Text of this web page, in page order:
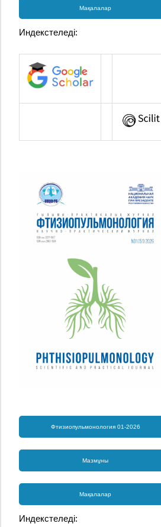
Мақалалар
Индекстеледі:
Фтизиопульмонология 01-2026
Мазмұны
Мақалалар
Индекстеледі: